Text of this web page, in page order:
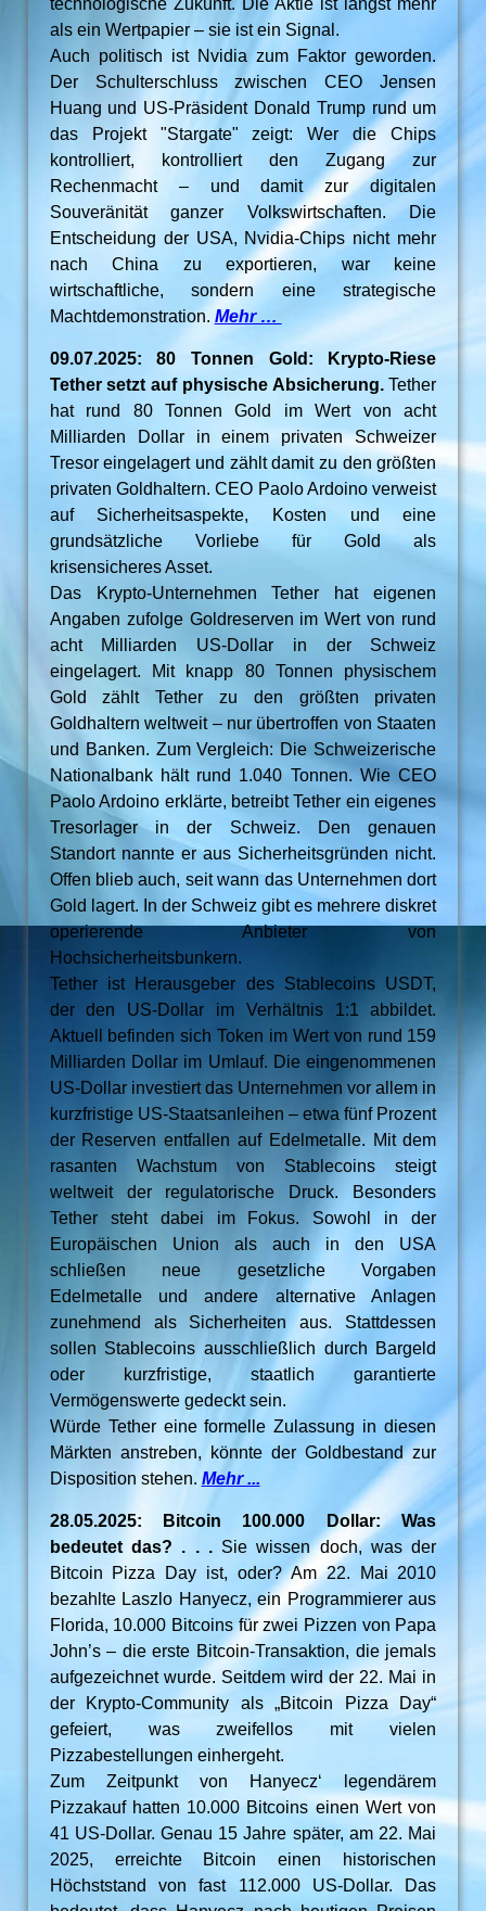
technologische Zukunft. Die Aktie ist längst mehr
als ein Wertpapier – sie ist ein Signal.
Auch politisch ist Nvidia zum Faktor geworden.
Der Schulterschluss zwischen CEO Jensen
Huang und US-Präsident Donald Trump rund um
das Projekt "Stargate" zeigt: Wer die Chips
kontrolliert, kontrolliert den Zugang zur
Rechenmacht – und damit zur digitalen
Souveränität ganzer Volkswirtschaften. Die
Entscheidung der USA, Nvidia-Chips nicht mehr
nach China zu exportieren, war keine
wirtschaftliche, sondern eine strategische
Machtdemonstration. Mehr …
09.07.2025: 80 Tonnen Gold: Krypto-Riese
Tether setzt auf physische Absicherung.Tether
hat rund 80 Tonnen Gold im Wert von acht
Milliarden Dollar in einem privaten Schweizer
Tresor eingelagert und zählt damit zu den größten
privaten Goldhaltern. CEO Paolo Ardoino verweist
auf Sicherheitsaspekte, Kosten und eine
grundsätzliche Vorliebe für Gold als
krisensicheres Asset.
Das Krypto-Unternehmen Tether hat eigenen
Angaben zufolge Goldreserven im Wert von rund
acht Milliarden US-Dollar in der Schweiz
eingelagert. Mit knapp 80 Tonnen physischem
Gold zählt Tether zu den größten privaten
Goldhaltern weltweit – nur übertroffen von Staaten
und Banken. Zum Vergleich: Die Schweizerische
Nationalbank hält rund 1.040 Tonnen. Wie CEO
Paolo Ardoino erklärte, betreibt Tether ein eigenes
Tresorlager in der Schweiz. Den genauen
Standort nannte er aus Sicherheitsgründen nicht.
Offen blieb auch, seit wann das Unternehmen dort
Gold lagert. In der Schweiz gibt es mehrere diskret
operierende Anbieter von
Hochsicherheitsbunkern.
Tether ist Herausgeber des Stablecoins USDT,
der den US-Dollar im Verhältnis 1:1 abbildet.
Aktuell befinden sich Token im Wert von rund 159
Milliarden Dollar im Umlauf. Die eingenommenen
US-Dollar investiert das Unternehmen vor allem in
kurzfristige US-Staatsanleihen – etwa fünf Prozent
der Reserven entfallen auf Edelmetalle. Mit dem
rasanten Wachstum von Stablecoins steigt
weltweit der regulatorische Druck. Besonders
Tether steht dabei im Fokus. Sowohl in der
Europäischen Union als auch in den USA
schließen neue gesetzliche Vorgaben
Edelmetalle und andere alternative Anlagen
zunehmend als Sicherheiten aus. Stattdessen
sollen Stablecoins ausschließlich durch Bargeld
oder kurzfristige, staatlich garantierte
Vermögenswerte gedeckt sein.
Würde Tether eine formelle Zulassung in diesen
Märkten anstreben, könnte der Goldbestand zur
Disposition stehen. Mehr ...
28.05.2025: Bitcoin 100.000 Dollar: Was
bedeutet das? . . . Sie wissen doch, was der
Bitcoin Pizza Day ist, oder? Am 22. Mai 2010
bezahlte Laszlo Hanyecz, ein Programmierer aus
Florida, 10.000 Bitcoins für zwei Pizzen von Papa
John’s – die erste Bitcoin-Transaktion, die jemals
aufgezeichnet wurde. Seitdem wird der 22. Mai in
der Krypto-Community als „Bitcoin Pizza Day“
gefeiert, was zweifellos mit vielen
Pizzabestellungen einhergeht.
Zum Zeitpunkt von Hanyecz‘ legendärem
Pizzakauf hatten 10.000 Bitcoins einen Wert von
41 US-Dollar. Genau 15 Jahre später, am 22. Mai
2025, erreichte Bitcoin einen historischen
Höchststand von fast 112.000 US-Dollar. Das